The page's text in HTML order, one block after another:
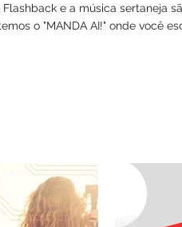
e a música sertaneja
o "MANDA AI!" onde você